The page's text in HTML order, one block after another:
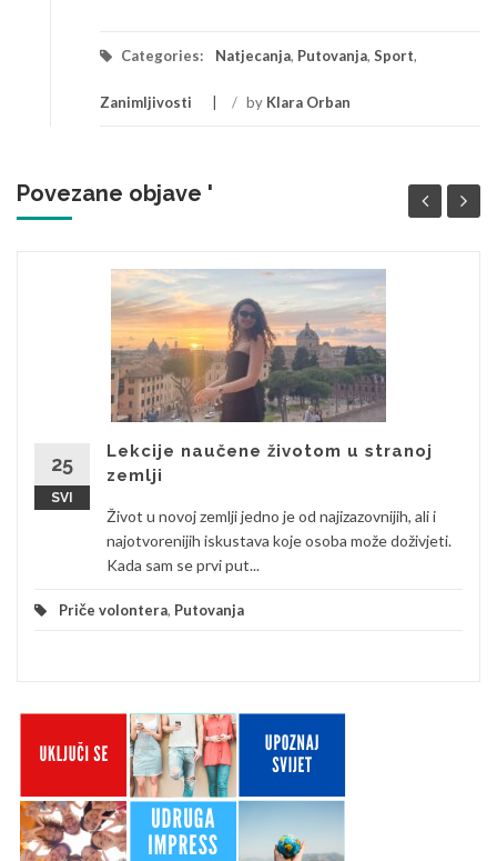
Categories: Natjecanja, Putovanja, Sport,
Zanimljivosti / by Klara Orban
Povezane objave '
25
SVI
Lekcije naučene životom u stranoj
zemlji
Život u novoj zemlji jedno je od najizazovnijih, ali i
najotvorenijih iskustava koje osoba može doživjeti.
Kada sam se prvi put...
Priče volontera, Putovanja